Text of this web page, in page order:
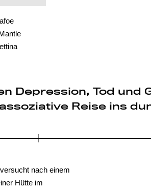
Depression, Tod und
Reise ins
nach einem
Hütte im